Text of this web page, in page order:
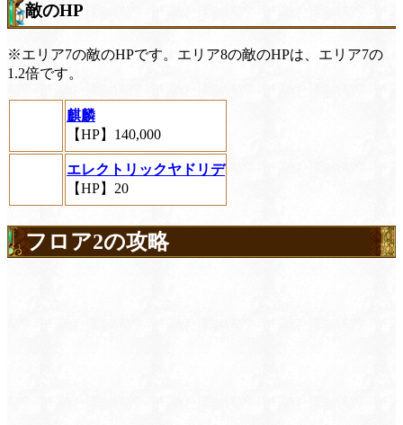
敵のHP
※エリア7の敵のHPです。エリア8の敵のHPは、エリア7の
1.2倍です。
麒麟
【HP】140,000
エレクトリックヤドリデ
【HP】20
フロア2の攻略